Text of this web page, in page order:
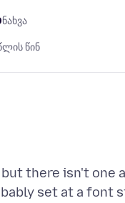
ნახვა
წინ
there isn't one
set at a font